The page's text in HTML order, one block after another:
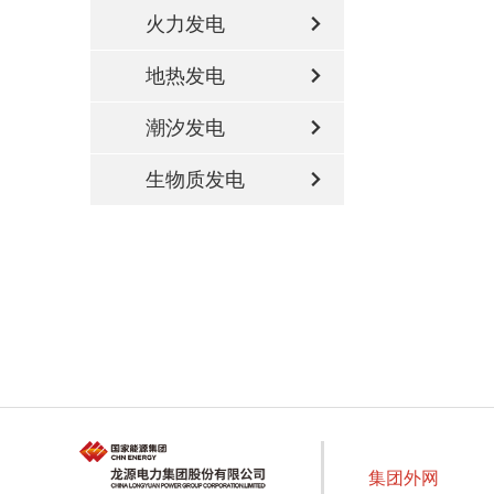
火力发电
地热发电
潮汐发电
生物质发电
集团外网